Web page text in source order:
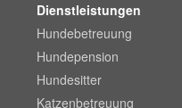
Dienstleistungen
Hundebetreuung
Hundepension
Hundesitter
Katzenbetreuung